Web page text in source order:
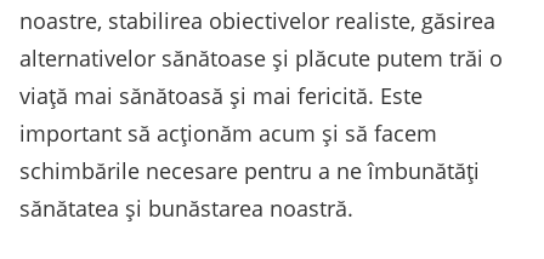
noastre, stabilirea obiectivelor realiste, găsirea
alternativelor sănătoase și plăcute putem trăi o
viață mai sănătoasă și mai fericită. Este
important să acționăm acum și să facem
schimbările necesare pentru a ne îmbunătăți
sănătatea și bunăstarea noastră.